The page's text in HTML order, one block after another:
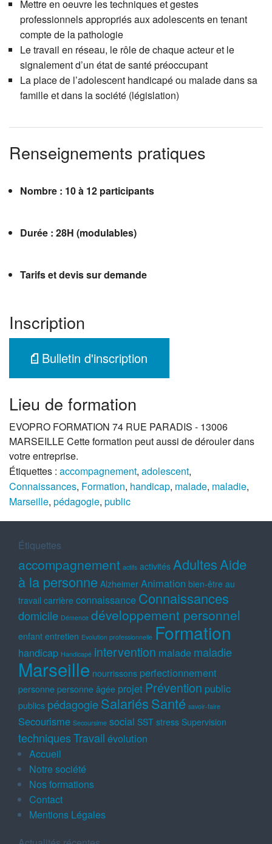
Mettre en oeuvre les techniques et gestes
professionnels appropriés aux adolescents en tenant
compte de la pathologie
Le travail en réseau, le rôle de chaque acteur et le
signalement d’un état de santé préoccupant
La place de l’adolescent handicapé ou malade dans sa
famille et dans la société (législation)
Renseignements pratiques
Nombre : 10 à 12 participants
Durée : 28H (modulables)
Tarifs et devis sur demande
Inscription
Bulletin d'inscription
Lieu de formation
EVOPRO FORMATION 74 RUE PARADIS - 13006
MARSEILLE Cette formation peut aussi de dérouler dans
votre entreprise.
Étiquettes : accompagnement, adolescent,
Connaissances, Formation, handicap, malade, maladie,
Marseille, pédagogie, public
Étiquettes
accompagnement actifs activités AdultesAide
à la personne Alzheimer Animation bien-être au
travail carrière connaissance Connaissances
domicile Démence développement personnel
enfant entretien Evolution professionnelle Formation
handicap Handicapé intervention malade maladie
Marseille nourrissons perfectionnement
personne personne âgée projet Prévention public
publics pédagogieSalariésSanté savoir-faire
Secourisme Secoursime social SST stress Supervision
techniquesTravail évolution
Accueil
Notre société
Nos formations
Contact
Mentions Légales